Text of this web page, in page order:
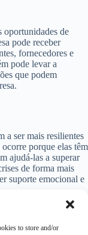
to store and/or
oportunidades de
pode receber
fornecedores e
pode levar a
que podem
a ser mais resilientes
porque elas têm
ajudá-las a superar
de forma mais
suporte emocional e